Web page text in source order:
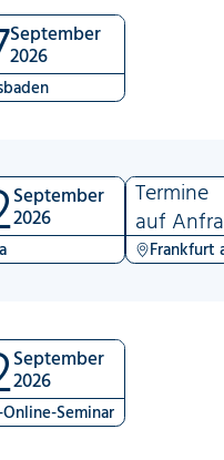
September
2026
September
2026
Termine
auf
Frankfurt
September
2026
Seminar